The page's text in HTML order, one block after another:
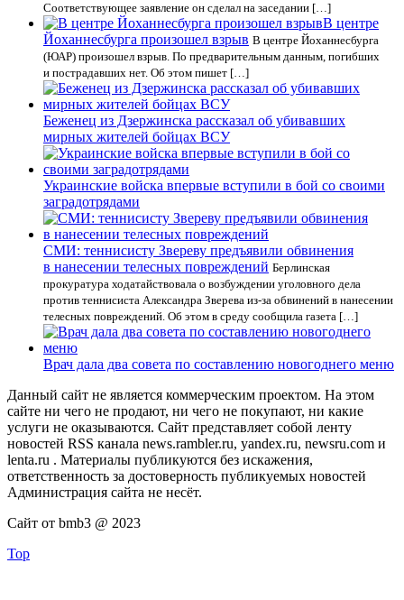
Соответствующее заявление он сделал на заседании […]
В центре
Йоханнесбурга произошел взрыв В центре Йоханнесбурга
(ЮАР) произошел взрыв. По предварительным данным, погибших
и пострадавших нет. Об этом пишет […]
Беженец из Дзержинска рассказал об убивавших
мирных жителей бойцах ВСУ
Украинские войска впервые вступили в бой со своими
заградотрядами
СМИ: теннисисту Звереву предъявили обвинения
в нанесении телесных повреждений Берлинская
прокуратура ходатайствовала о возбуждении уголовного дела
против теннисиста Александра Зверева из-за обвинений в нанесении
телесных повреждений. Об этом в среду сообщила газета […]
Врач дала два совета по составлению новогоднего меню
Данный сайт не является коммерческим проектом. На этом
сайте ни чего не продают, ни чего не покупают, ни какие
услуги не оказываются. Сайт представляет собой ленту
новостей RSS канала news.rambler.ru, yandex.ru, newsru.com и
lenta.ru . Материалы публикуются без искажения,
ответственность за достоверность публикуемых новостей
Администрация сайта не несёт.
Сайт от bmb3 @ 2023
Top